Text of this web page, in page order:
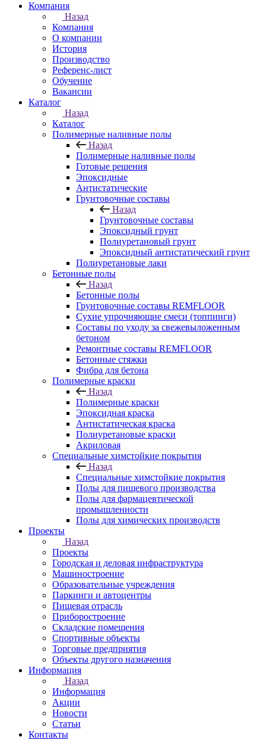
Компания
Назад
Компания
О компании
История
Производство
Референс-лист
Обучение
Вакансии
Каталог
Назад
Каталог
Полимерные наливные полы
Назад
Полимерные наливные полы
Готовые решения
Эпоксидные
Антистатические
Грунтовочные составы
Назад
Грунтовочные составы
Эпоксидный грунт
Полиуретановый грунт
Эпоксидный антистатический грунт
Полиуретановые лаки
Бетонные полы
Назад
Бетонные полы
Грунтовочные составы REMFLOOR
Сухие упрочняющие смеси (топпинги)
Составы по уходу за свежевыложенным
бетоном
Ремонтные составы REMFLOOR
Бетонные стяжки
Фибра для бетона
Полимерные краски
Назад
Полимерные краски
Эпоксидная краска
Антистатическая краска
Полиуретановые краски
Акриловая
Специальные химстойкие покрытия
Назад
Специальные химстойкие покрытия
Полы для пищевого производства
Полы для фармацевтической
промышленности
Полы для химических производств
Проекты
Назад
Проекты
Городская и деловая инфраструктура
Машиностроение
Образовательные учреждения
Паркинги и автоцентры
Пищевая отрасль
Приборостроение
Складские помещения
Спортивные объекты
Торговые предприятия
Объекты другого назначения
Информация
Назад
Информация
Акции
Новости
Статьи
Контакты